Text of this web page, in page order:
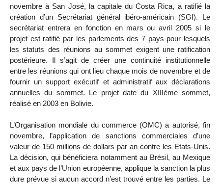
novembre à San José, la capitale du Costa Rica, a ratifié la
création d’un Secrétariat général ibéro-américain (SGI). Le
secrétariat entrera en fonction en mars ou avril 2005 si le
projet est ratifié par les parlements des 7 pays pour lesquels
les statuts des réunions au sommet exigent une ratification
postérieure. Il s’agit de créer une continuité institutionnelle
entre les réunions qui ont lieu chaque mois de novembre et de
fournir un support exécutif et administratif aux déclarations
annuelles du sommet. Le projet date du XIIIème sommet,
réalisé en 2003 en Bolivie.
L’Organisation mondiale du commerce (OMC) a autorisé, fin
novembre, l’application de sanctions commerciales d’une
valeur de 150 millions de dollars par an contre les Etats-Unis.
La décision, qui bénéficiera notamment au Brésil, au Mexique
et aux pays de l’Union européenne, applique la sanction la plus
dure prévue si aucun accord n’est trouvé entre les parties. Le